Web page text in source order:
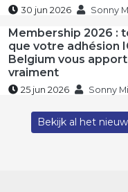
30 jun 2026 Sonny
Membership 2026 :
que votre adhésion
Belgium vous
vraiment
25 jun 2026 Sonny
Bekijk al het